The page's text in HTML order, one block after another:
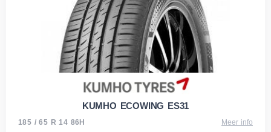
KUMHO ECOWING ES31
185 / 65 R 14 86H Meer info